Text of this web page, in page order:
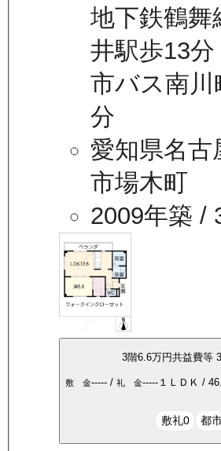
地下鉄鶴舞
井駅歩13分
市バス南川
分
愛知県名古
市場木町
2009年築 /
3階6.6万円共益費等
敷 金----- /礼 金----- １ＬＤＫ /
敷礼0 都